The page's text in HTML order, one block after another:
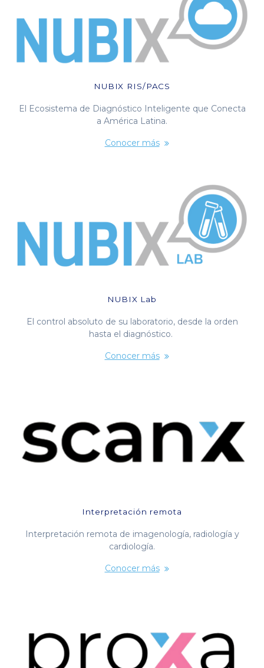
NUBIX RIS/PACS
El Ecosistema de Diagnóstico Inteligente que Conecta
a América Latina.
Conocer más
NUBIX Lab
El control absoluto de su laboratorio, desde la orden
hasta el diagnóstico.
Conocer más
Interpretación remota
Interpretación remota de imagenología, radiología y
cardiología.
Conocer más